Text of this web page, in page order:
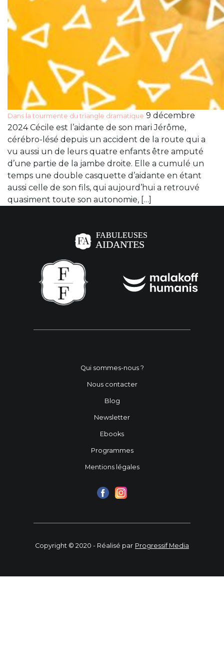
Dans la tourmente du triangle dramatique 9 décembre
2024 Cécile est l’aidante de son mari Jérôme,
cérébro-lésé depuis un accident de la route qui a
vu aussi un de leurs quatre enfants être amputé
d’une partie de la jambe droite. Elle a cumulé un
temps une double casquette d’aidante en étant
aussi celle de son fils, qui aujourd’hui a retrouvé
quasiment toute son autonomie, […]
Qui sommes-nous ?
Nous contacter
Blog
Newsletter
Ebooks
Programmes
Mentions légales
Copyright © 2020 - Réalisé par Progressif Media